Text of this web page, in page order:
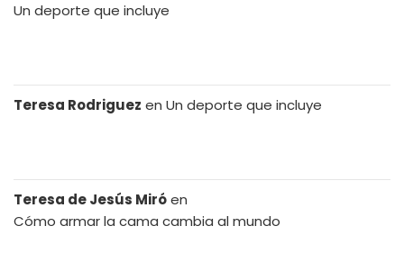
Un deporte que incluye
Teresa Rodriguez en Un deporte que incluye
Teresa de Jesús Miróen
Cómo armar la cama cambia al mundo